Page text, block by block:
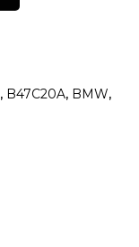
, B47C20A, BMW,